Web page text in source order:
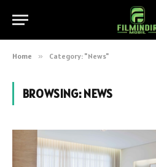
Home » Category: "News"
BROWSING:NEWS